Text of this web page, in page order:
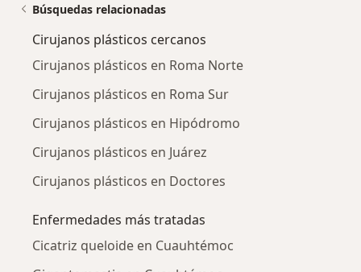
Búsquedas relacionadas
Cirujanos plásticos cercanos
Cirujanos plásticos en Roma Norte
Cirujanos plásticos en Roma Sur
Cirujanos plásticos en Hipódromo
Cirujanos plásticos en Juárez
Cirujanos plásticos en Doctores
Enfermedades más tratadas
Cicatriz queloide en Cuauhtémoc